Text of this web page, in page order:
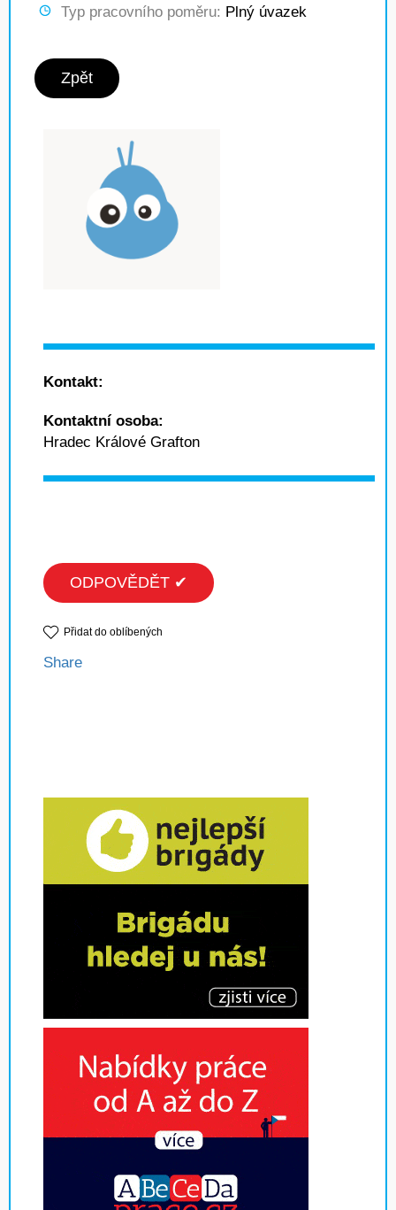
Typ pracovního poměru: Plný úvazek
Zpět
Kontakt:
Kontaktní osoba:
Hradec Králové Grafton
ODPOVĚDĚT ✔
Přidat do oblíbených
Share